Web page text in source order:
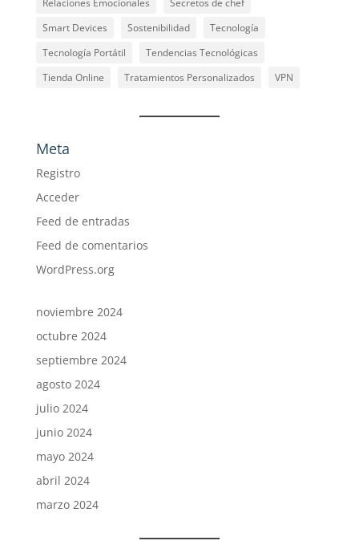
Smart Devices
Sostenibilidad
Tecnología
Tecnología Portátil
Tendencias Tecnológicas
Tienda Online
Tratamientos Personalizados VPN
Meta
Registro
Acceder
Feed de entradas
Feed de comentarios
WordPress.org
noviembre 2024
octubre 2024
septiembre 2024
agosto 2024
julio 2024
junio 2024
mayo 2024
abril 2024
marzo 2024